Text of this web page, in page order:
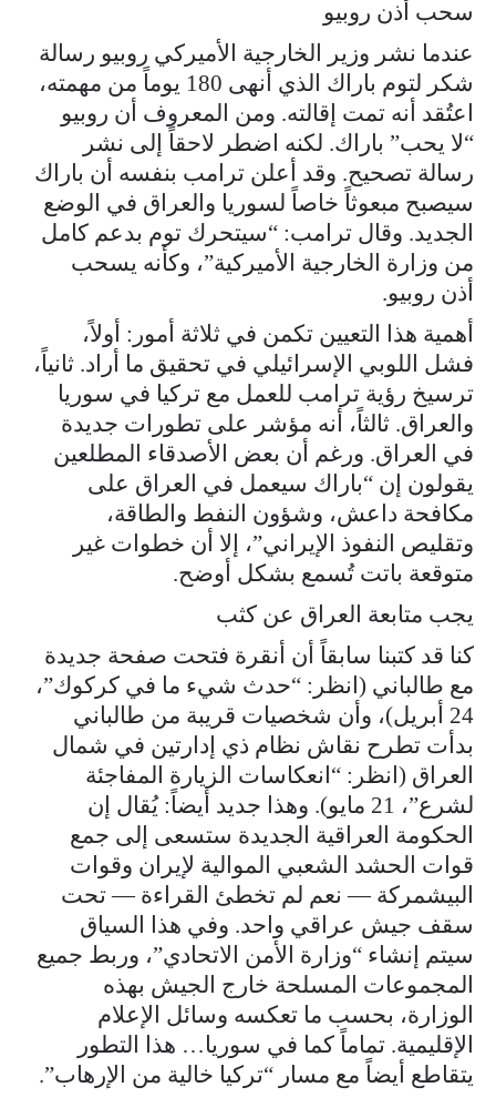
سحب أذن روبيو
عندما نشر وزير الخارجية الأميركي روبيو رسالة
شكر لتوم باراك الذي أنهى 180 يوماً من مهمته،
اعتُقد أنه تمت إقالته. ومن المعروف أن روبيو
“لا يحب” باراك. لكنه اضطر لاحقاً إلى نشر
رسالة تصحيح. وقد أعلن ترامب بنفسه أن باراك
سيصبح مبعوثاً خاصاً لسوريا والعراق في الوضع
الجديد. وقال ترامب: “سيتحرك توم بدعم كامل
من وزارة الخارجية الأميركية”، وكأنه يسحب
أذن روبيو.
أهمية هذا التعيين تكمن في ثلاثة أمور: أولاً،
فشل اللوبي الإسرائيلي في تحقيق ما أراد. ثانياً،
ترسيخ رؤية ترامب للعمل مع تركيا في سوريا
والعراق. ثالثاً، أنه مؤشر على تطورات جديدة
في العراق. ورغم أن بعض الأصدقاء المطلعين
يقولون إن “باراك سيعمل في العراق على
مكافحة داعش، وشؤون النفط والطاقة،
وتقليص النفوذ الإيراني”، إلا أن خطوات غير
متوقعة باتت تُسمع بشكل أوضح.
يجب متابعة العراق عن كثب
كنا قد كتبنا سابقاً أن أنقرة فتحت صفحة جديدة
مع طالباني (انظر: “حدث شيء ما في كركوك”،
24 أبريل)، وأن شخصيات قريبة من طالباني
بدأت تطرح نقاش نظام ذي إدارتين في شمال
العراق (انظر: “انعكاسات الزيارة المفاجئة
لشرع”، 21 مايو). وهذا جديد أيضاً: يُقال إن
الحكومة العراقية الجديدة ستسعى إلى جمع
قوات الحشد الشعبي الموالية لإيران وقوات
البيشمركة — نعم لم تخطئ القراءة — تحت
سقف جيش عراقي واحد. وفي هذا السياق
سيتم إنشاء “وزارة الأمن الاتحادي”، وربط جميع
المجموعات المسلحة خارج الجيش بهذه
الوزارة، بحسب ما تعكسه وسائل الإعلام
الإقليمية. تماماً كما في سوريا… هذا التطور
يتقاطع أيضاً مع مسار “تركيا خالية من الإرهاب”.